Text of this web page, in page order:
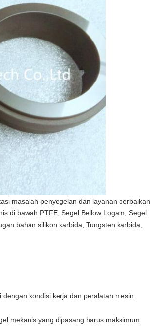
masalah penyegelan dan layanan perbaikan.
di bawah PTFE, Segel Bellow Logam, Segel
bahan silikon karbida, Tungsten karbida,
kondisi kerja dan peralatan mesin
mekanis yang dipasang harus maksimum